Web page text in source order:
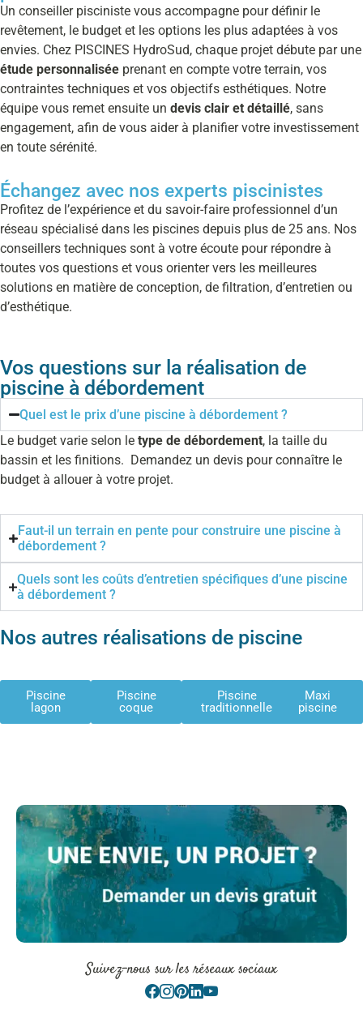
Un conseiller pisciniste vous accompagne pour définir le
revêtement, le budget et les options les plus adaptées à vos
envies. Chez PISCINES HydroSud, chaque projet débute par une
étude personnalisée prenant en compte votre terrain, vos
contraintes techniques et vos objectifs esthétiques. Notre
équipe vous remet ensuite un devis clair et détaillé, sans
engagement, afin de vous aider à planifier votre investissement
en toute sérénité.
Échangez avec nos experts piscinistes
Profitez de l’expérience et du savoir-faire professionnel d’un
réseau spécialisé dans les piscines depuis plus de 25 ans. Nos
conseillers techniques sont à votre écoute pour répondre à
toutes vos questions et vous orienter vers les meilleures
solutions en matière de conception, de filtration, d’entretien ou
d’esthétique.
Vos questions sur la réalisation de
piscine à débordement
Quel est le prix d’une piscine à débordement ?
Le budget varie selon le type de débordement, la taille du
bassin et les finitions. Demandez un devis pour connaître le
budget à allouer à votre projet.
Faut-il un terrain en pente pour construire une piscine à
débordement ?
Quels sont les coûts d’entretien spécifiques d’une piscine
à débordement ?
Nos autres réalisations de piscine
Piscine
lagon
Piscine
coque
Piscine
traditionnelle
Maxi
piscine
Suivez-nous sur les réseaux sociaux